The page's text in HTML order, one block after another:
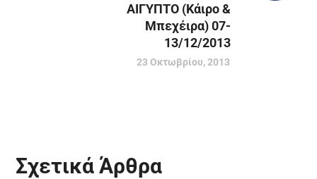
ΑΙΓΥΠΤΟ (Κάιρο &
Μπεχέιρα) 07-
13/12/2013
23 Οκτωβρίου, 2013
Σχετικά Άρθρα